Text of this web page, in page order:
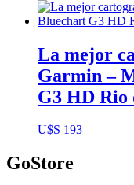
La mejor
Garmin –
G3 HD Rio
U$S 193
GoStore